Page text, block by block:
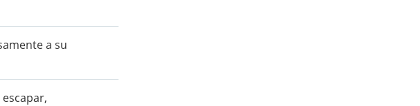
a su
escapar,